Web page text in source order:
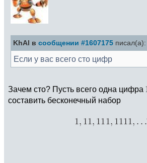
KhAl в сообщении #1607175 писал(а):
Если у вас всего сто цифр
Зачем сто? Пусть всего одна цифра
составить бесконечный набор